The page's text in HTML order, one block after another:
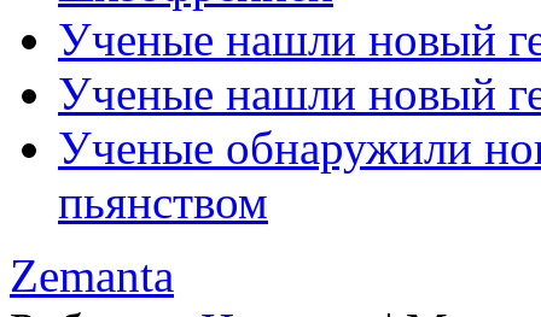
Ученые нашли новый
Ученые нашли новый
Ученые обнаружили
пьянством
Zemanta